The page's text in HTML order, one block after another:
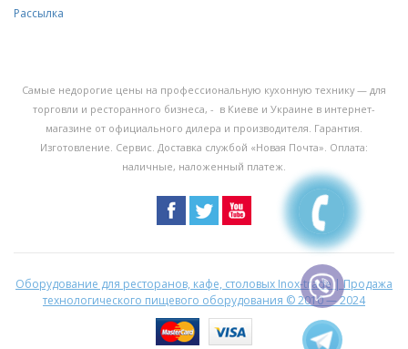
Рассылка
Самые недорогие цены на профессиональную кухонную технику — для
торговли и ресторанного бизнеса, - в Киеве и Украине в интернет-
магазине от официального дилера и производителя. Гарантия.
Изготовление. Сервис. Доставка службой «Новая Почта». Оплата:
наличные, наложенный платеж.
Оборудование для ресторанов, кафе, столовых Inox-trade | Продажа
технологического пищевого оборудования © 2010 — 2024